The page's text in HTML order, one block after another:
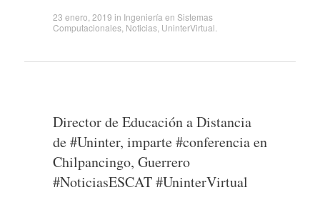
23 enero, 2019 in Ingeniería en Sistemas
Computacionales, Noticias, UninterVirtual
Director de Educación a Distancia
de #Uninter, imparte #conferencia en
Chilpancingo, Guerrero
#NoticiasESCAT #UninterVirtual